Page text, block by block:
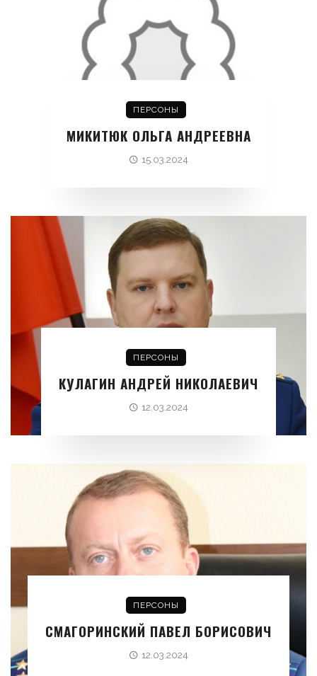
ПЕРСОНЫ
МИКИТЮК ОЛЬГА АНДРЕЕВНА
15.03.2024
ПЕРСОНЫ
КУЛАГИН АНДРЕЙ НИКОЛАЕВИЧ
12.03.2024
ПЕРСОНЫ
СМАГОРИНСКИЙ ПАВЕЛ БОРИСОВИЧ
12.03.2024